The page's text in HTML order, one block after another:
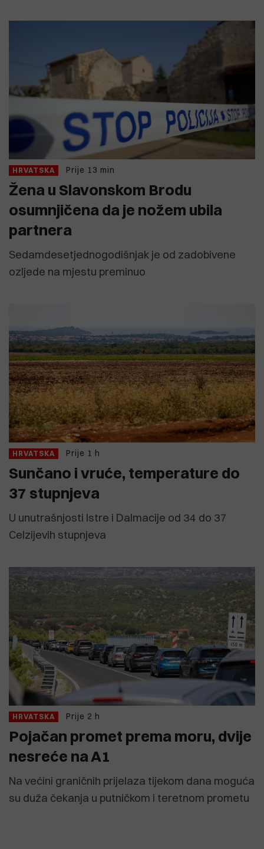
HRVATSKA Prije 13 min
Žena u Slavonskom Brodu
osumnjičena da je nožem ubila
partnera
Sedamdesetjednogodišnjak je od zadobivene
ozljede na mjestu preminuo
HRVATSKA Prije 1 h
Sunčano i vruće, temperature do
37 stupnjeva
U unutrašnjosti Istre i Dalmacije od 34 do 37
Celzijevih stupnjeva
HRVATSKA Prije 2 h
Pojačan promet prema moru, dvije
nesreće na A1
Na većini graničnih prijelaza tijekom dana moguća
su duža čekanja u putničkom i teretnom prometu